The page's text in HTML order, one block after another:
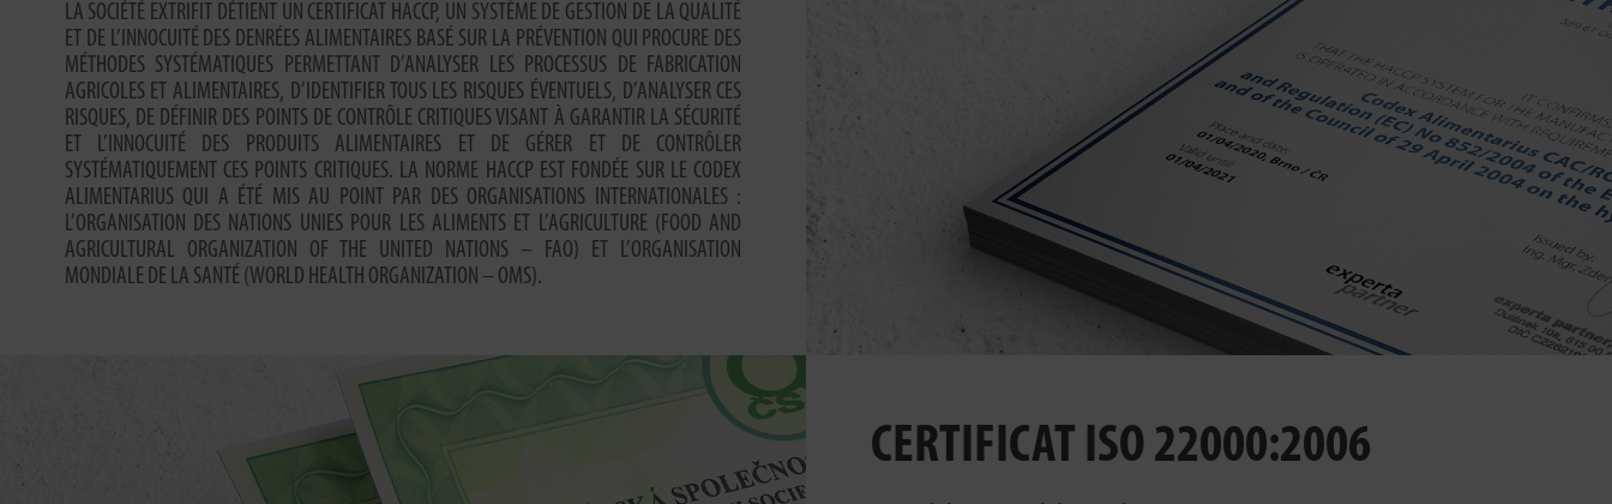
LA SOCIÉTÉ EXTRIFIT DÉTIENT UN CERTIFICAT HACCP, UN SYSTÈME DE GESTION DE LA QUALITÉ
ET DE L’INNOCUITÉ DES DENRÉES ALIMENTAIRES BASÉ SUR LA PRÉVENTION QUI PROCURE DES
MÉTHODES SYSTÉMATIQUES PERMETTANT D’ANALYSER LES PROCESSUS DE FABRICATION
AGRICOLES ET ALIMENTAIRES, D’IDENTIFIER TOUS LES RISQUES ÉVENTUELS, D’ANALYSER CES
RISQUES, DE DÉFINIR DES POINTS DE CONTRÔLE CRITIQUES VISANT À GARANTIR LA SÉCURITÉ
ET L’INNOCUITÉ DES PRODUITS ALIMENTAIRES ET DE GÉRER ET DE CONTRÔLER
SYSTÉMATIQUEMENT CES POINTS CRITIQUES. LA NORME HACCP EST FONDÉE SUR LE CODEX
ALIMENTARIUS QUI A ÉTÉ MIS AU POINT PAR DES ORGANISATIONS INTERNATIONALES :
L’ORGANISATION DES NATIONS UNIES POUR LES ALIMENTS ET L’AGRICULTURE (FOOD AND
AGRICULTURAL ORGANIZATION OF THE UNITED NATIONS – FAO) ET L’ORGANISATION
MONDIALE DE LA SANTÉ (WORLD HEALTH ORGANIZATION – OMS).
CERTIFICAT ISO 22000:2006